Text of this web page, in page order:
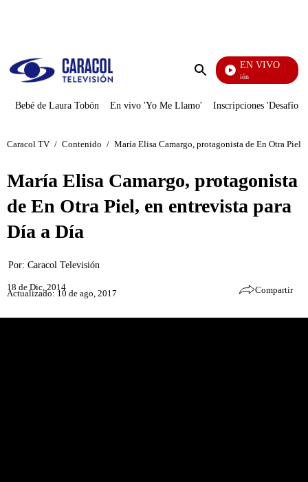
Enviar
EN VIVO
Pura Diversión
Bebé de Laura Tobón En vivo 'Yo Me Llamo' Inscripciones 'Desafío'
Caracol TV / Contenido / María Elisa Camargo, protagonista de En Otra Piel,
María Elisa Camargo, protagonista
de En Otra Piel, en entrevista para
Día a Día
Por: Caracol Televisión
18 de Dic, 2014
Actualizado: 10 de ago, 2017 Compartir